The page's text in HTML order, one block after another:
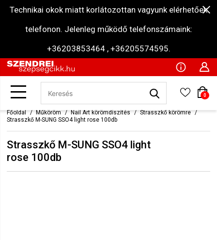
Technikai okok miatt korlátozottan vagyunk elérhetőek
telefonon. Jelenleg működő telefonszámaink:
+36203853464 , +36205574595.
0
Főoldal Műköröm Nail Art körömdíszítés
Strasszkő körömre
Strasszkő M-SUNG SSO4 light rose 100db
Strasszkő M-SUNG SSO4 light
rose 100db